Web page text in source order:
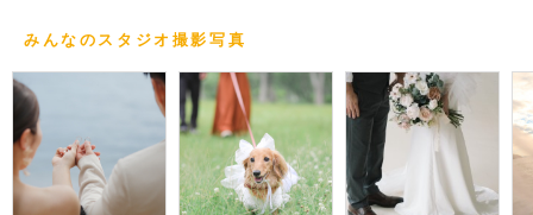
みんなのスタジオ撮影写真